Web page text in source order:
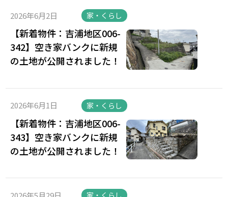
2026年6月2日 家・くらし
【新着物件：吉浦地区006-
342】空き家バンクに新規
の土地が公開されました！
2026年6月1日 家・くらし
【新着物件：吉浦地区006-
343】空き家バンクに新規
の土地が公開されました！